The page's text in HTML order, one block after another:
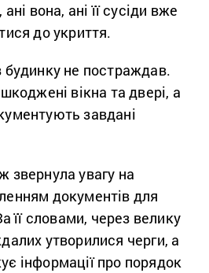
вона, ані її сусіди вже
до укриття.
будинку не постраждав.
вікна та двері, а
завдані
звернула увагу на
документів для
її словами, через велику
утворилися черги, а
інформації про порядок